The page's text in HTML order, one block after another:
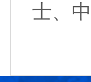
士、